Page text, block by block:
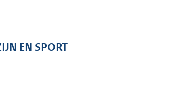
EN SPORT